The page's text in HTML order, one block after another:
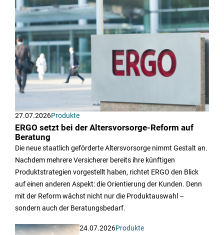
27.07.2026Produkte
ERGO setzt bei der Altersvorsorge-Reform auf
Beratung
Die neue staatlich geförderte Altersvorsorge nimmt Gestalt an.
Nachdem mehrere Versicherer bereits ihre künftigen
Produktstrategien vorgestellt haben, richtet ERGO den Blick
auf einen anderen Aspekt: die Orientierung der Kunden. Denn
mit der Reform wächst nicht nur die Produktauswahl –
sondern auch der Beratungsbedarf.
24.07.2026Produkte